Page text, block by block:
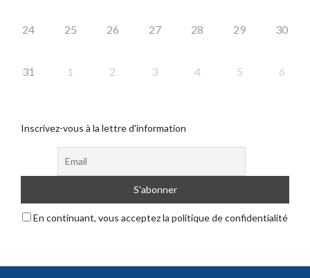
24 25 26 27 28 29 30
31 1 2 3 4 5 6
Inscrivez-vous à la lettre d'information
En continuant, vous acceptez la politique de confidentialité